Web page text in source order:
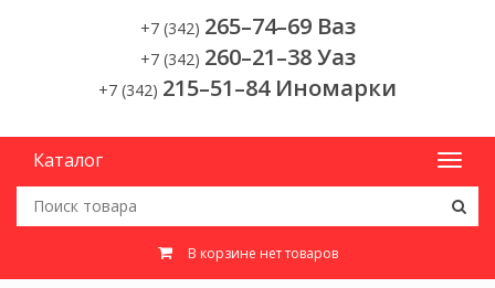
+7 (342) 265–74–69 Ваз
+7 (342) 260–21–38 Уаз
+7 (342) 215–51–84 Иномарки
Каталог
В корзине нет товаров